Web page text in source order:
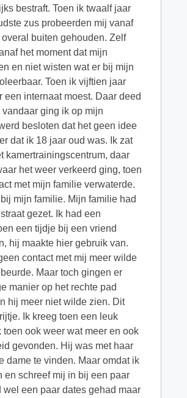
bestraft. Toen ik twaalf jaar
zus probeerden mij vanaf
buiten gehouden. Zelf
het moment dat mijn
en niet wisten wat er bij mijn
Toen ik vijftien jaar
internaat moest. Daar deed
ging ik op mijn
besloten dat het geen idee
dat ik 18 jaar oud was. Ik zat
kamertrainingscentrum, daar
het weer verkeerd ging, toen
met mijn familie verwaterde.
mijn familie. Mijn familie had
gezet. Ik had een
een tijdje bij een vriend
hij maakte hier gebruik van.
contact met mij meer wilde
Maar toch gingen er
manier op het rechte pad
hij meer niet wilde zien. Dit
Ik kreeg toen een leuk
ook weer wat meer en ook
gevonden. Hij was met haar
dame te vinden. Maar omdat ik
en schreef mij in bij een paar
een paar dates gehad maar